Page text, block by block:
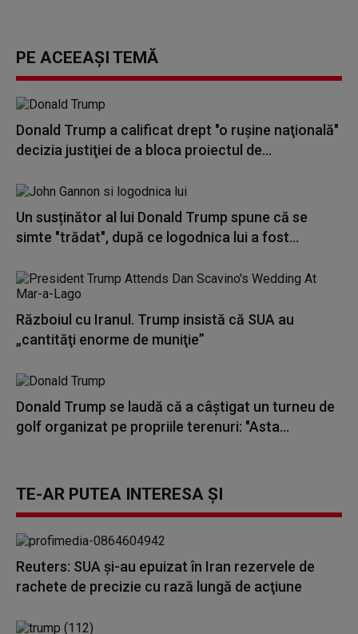
PE ACEEAȘI TEMĂ
Donald Trump a calificat drept "o ruşine naţională"
decizia justiţiei de a bloca proiectul de...
Un susținător al lui Donald Trump spune că se
simte "trădat", după ce logodnica lui a fost...
Războiul cu Iranul. Trump insistă că SUA au
„cantităţi enorme de muniţie”
Donald Trump se laudă că a câștigat un turneu de
golf organizat pe propriile terenuri: "Asta...
TE-AR PUTEA INTERESA ȘI
Reuters: SUA şi-au epuizat în Iran rezervele de
rachete de precizie cu rază lungă de acţiune